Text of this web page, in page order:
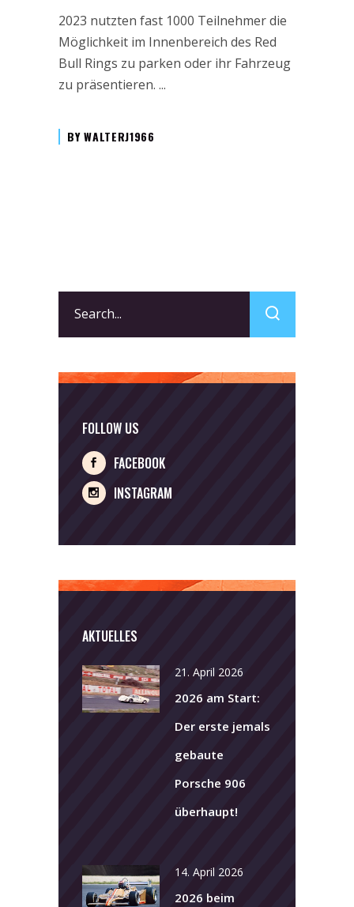
2023 nutzten fast 1000 Teilnehmer die
Möglichkeit im Innenbereich des Red
Bull Rings zu parken oder ihr Fahrzeug
zu präsentieren.
BYWALTERJ1966
for:
FOLLOW US
FACEBOOK
INSTAGRAM
AKTUELLES
21. April 2026
2026 am Start:
Der erste jemals
gebaute
Porsche 906
überhaupt!
14. April 2026
2026 beim